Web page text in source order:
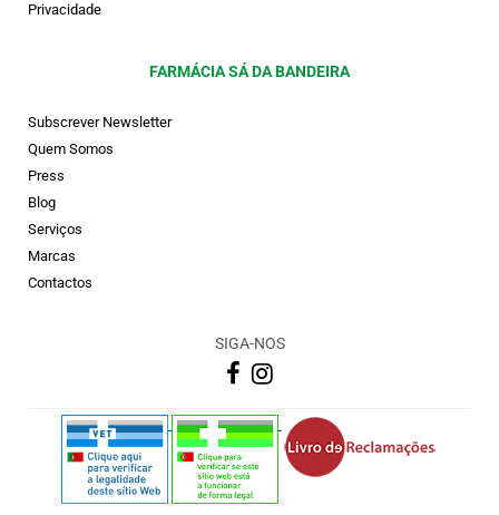
Privacidade
FARMÁCIA SÁ DA BANDEIRA
Subscrever Newsletter
Quem Somos
Press
Blog
Serviços
Marcas
Contactos
SIGA-NOS